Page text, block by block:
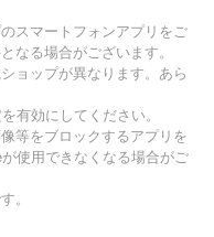
スマートフォンアプリをご
なる場合がございます。
ョップが異なります。あら
有効にしてください。
等をブロックするアプリを
使用できなくなる場合がご
。